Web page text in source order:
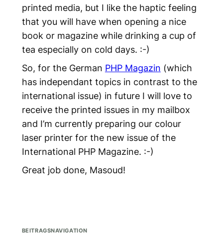
printed media, but I like the haptic feeling
that you will have when opening a nice
book or magazine while drinking a cup of
tea especially on cold days. :-)
So, for the German PHP Magazin (which
has independant topics in contrast to the
international issue) in future I will love to
receive the printed issues in my mailbox
and I’m currently preparing our colour
laser printer for the new issue of the
International PHP Magazine. :-)
Great job done, Masoud!
BEITRAGSNAVIGATION